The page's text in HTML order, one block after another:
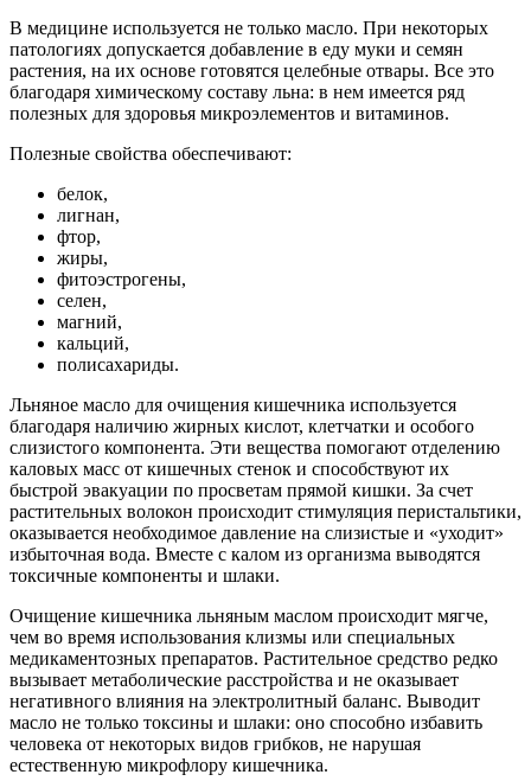
В медицине используется не только масло. При некоторых
патологиях допускается добавление в еду муки и семян
растения, на их основе готовятся целебные отвары. Все это
благодаря химическому составу льна: в нем имеется ряд
полезных для здоровья микроэлементов и витаминов.
Полезные свойства обеспечивают:
белок,
лигнан,
фтор,
жиры,
фитоэстрогены,
селен,
магний,
кальций,
полисахариды.
Льняное масло для очищения кишечника используется
благодаря наличию жирных кислот, клетчатки и особого
слизистого компонента. Эти вещества помогают отделению
каловых масс от кишечных стенок и способствуют их
быстрой эвакуации по просветам прямой кишки. За счет
растительных волокон происходит стимуляция перистальтики,
оказывается необходимое давление на слизистые и «уходит»
избыточная вода. Вместе с калом из организма выводятся
токсичные компоненты и шлаки.
Очищение кишечника льняным маслом происходит мягче,
чем во время использования клизмы или специальных
медикаментозных препаратов. Растительное средство редко
вызывает метаболические расстройства и не оказывает
негативного влияния на электролитный баланс. Выводит
масло не только токсины и шлаки: оно способно избавить
человека от некоторых видов грибков, не нарушая
естественную микрофлору кишечника.